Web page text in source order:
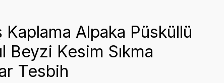
Kaplama Alpaka Püsküllü
Beyzi Kesim Sıkma
Tesbih